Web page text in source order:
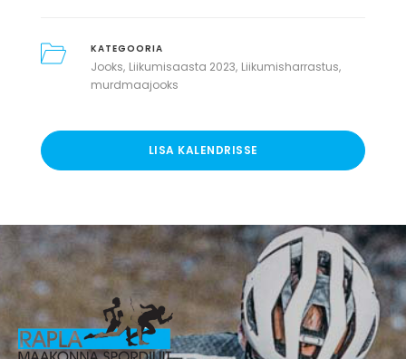
KATEGOORIA
Jooks Liikumisaasta 2023 Liikumisharrastus
murdmaajooks
LISA KALENDRISSE